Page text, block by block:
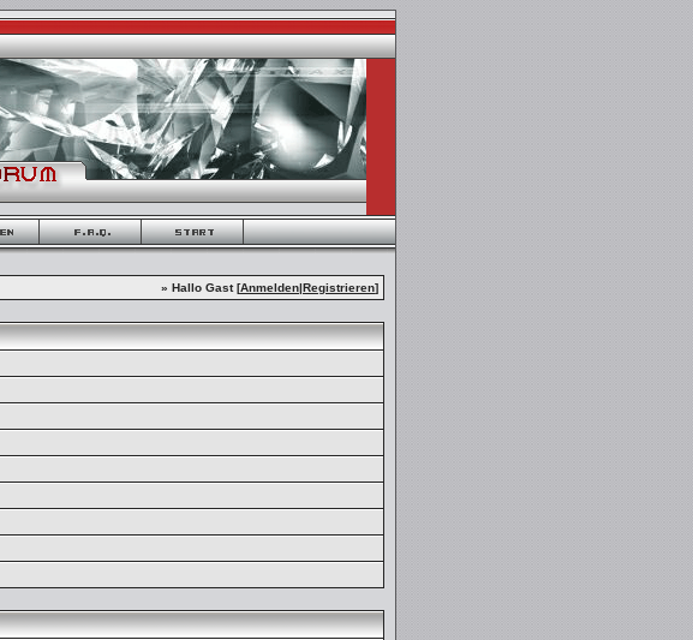
» Hallo Gast [Anmelden|Registrieren]